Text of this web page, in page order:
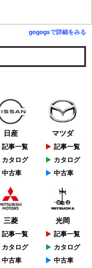
gogogsで詳細をみる
日産
記事一覧
カタログ
中古車
マツダ
記事一覧
カタログ
中古車
三菱
記事一覧
カタログ
中古車
光岡
記事一覧
カタログ
中古車